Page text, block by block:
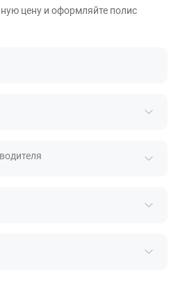
цену и оформляйте полис